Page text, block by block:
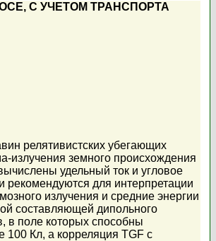
С УЧЕТОМ ТРАНСПОРТА
релятивистских убегающих
излучения земного происхождения
удельный ток и угловое
рекомендуются для интерпретации
излучения и средние энергии
составляющей дипольного
в поле которых способны
100 Кл, а корреляция TGF с